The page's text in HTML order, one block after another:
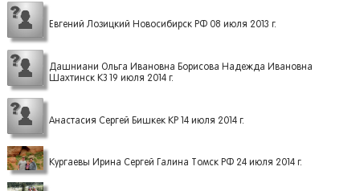
Евгений Лозицкий Новосибирск РФ 08 июля 2013 г.
Дашниани Ольга Ивановна Борисова Надежда Ивановна
Шахтинск КЗ 19 июля 2014 г.
Анастасия Сергей Бишкек КР 14 июля 2014 г.
Кургаевы Ирина Сергей Галина Томск РФ 24 июля 2014 г.